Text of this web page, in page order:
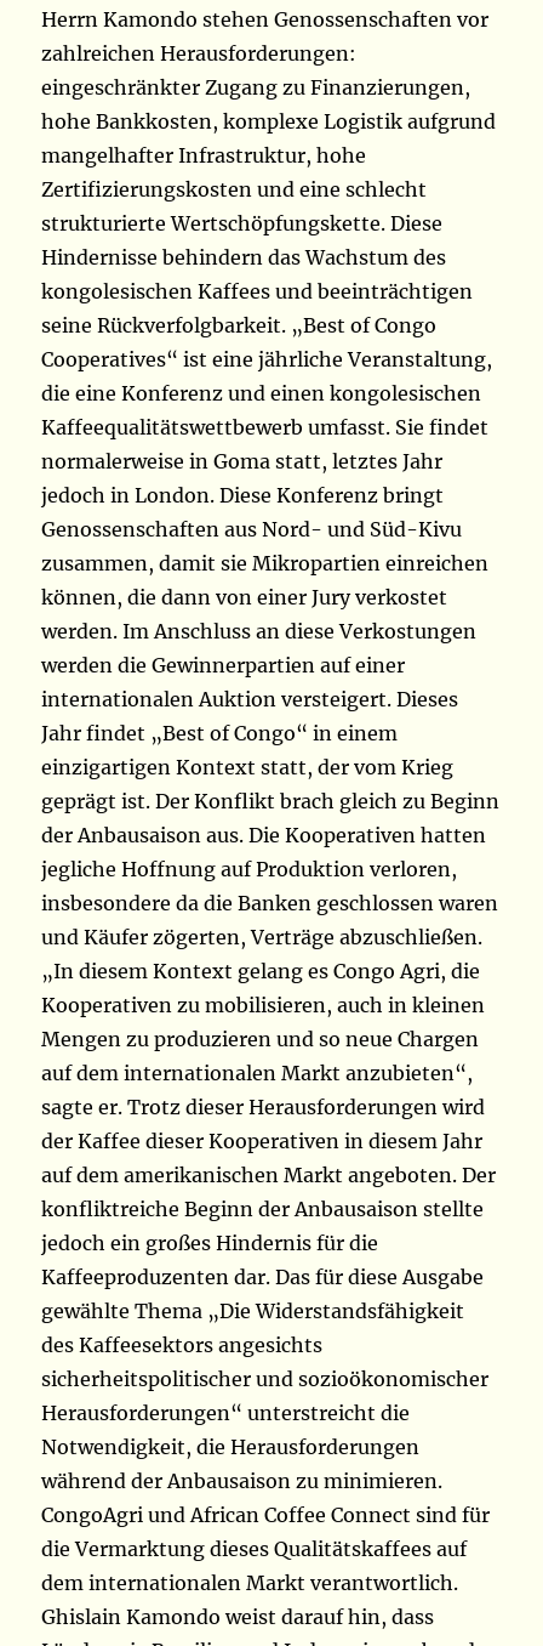
Herrn Kamondo stehen Genossenschaften vor
zahlreichen Herausforderungen:
eingeschränkter Zugang zu Finanzierungen,
hohe Bankkosten, komplexe Logistik aufgrund
mangelhafter Infrastruktur, hohe
Zertifizierungskosten und eine schlecht
strukturierte Wertschöpfungskette. Diese
Hindernisse behindern das Wachstum des
kongolesischen Kaffees und beeinträchtigen
seine Rückverfolgbarkeit. „Best of Congo
Cooperatives“ ist eine jährliche Veranstaltung,
die eine Konferenz und einen kongolesischen
Kaffeequalitätswettbewerb umfasst. Sie findet
normalerweise in Goma statt, letztes Jahr
jedoch in London. Diese Konferenz bringt
Genossenschaften aus Nord- und Süd-Kivu
zusammen, damit sie Mikropartien einreichen
können, die dann von einer Jury verkostet
werden. Im Anschluss an diese Verkostungen
werden die Gewinnerpartien auf einer
internationalen Auktion versteigert. Dieses
Jahr findet „Best of Congo“ in einem
einzigartigen Kontext statt, der vom Krieg
geprägt ist. Der Konflikt brach gleich zu Beginn
der Anbausaison aus. Die Kooperativen hatten
jegliche Hoffnung auf Produktion verloren,
insbesondere da die Banken geschlossen waren
und Käufer zögerten, Verträge abzuschließen.
„In diesem Kontext gelang es Congo Agri, die
Kooperativen zu mobilisieren, auch in kleinen
Mengen zu produzieren und so neue Chargen
auf dem internationalen Markt anzubieten“,
sagte er. Trotz dieser Herausforderungen wird
der Kaffee dieser Kooperativen in diesem Jahr
auf dem amerikanischen Markt angeboten. Der
konfliktreiche Beginn der Anbausaison stellte
jedoch ein großes Hindernis für die
Kaffeeproduzenten dar. Das für diese Ausgabe
gewählte Thema „Die Widerstandsfähigkeit
des Kaffeesektors angesichts
sicherheitspolitischer und sozioökonomischer
Herausforderungen“ unterstreicht die
Notwendigkeit, die Herausforderungen
während der Anbausaison zu minimieren.
CongoAgri und African Coffee Connect sind für
die Vermarktung dieses Qualitätskaffees auf
dem internationalen Markt verantwortlich.
Ghislain Kamondo weist darauf hin, dass